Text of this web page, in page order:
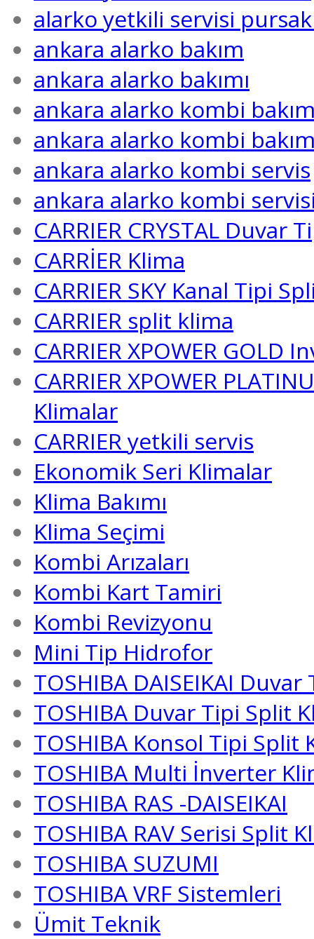
alarko yetkili servisi
ankara alarko bakım
ankara alarko bakımı
ankara alarko kombi
ankara alarko kombi
ankara alarko kombi servis
ankara alarko kombi
CARRIER CRYSTAL Duvar
CARRİER Klima
CARRIER SKY Kanal Tipi
CARRIER split klima
CARRIER XPOWER
CARRIER XPOWER
Klimalar
CARRIER yetkili servis
Ekonomik Seri Klimalar
Klima Bakımı
Klima Seçimi
Kombi Arızaları
Kombi Kart Tamiri
Kombi Revizyonu
Mini Tip Hidrofor
TOSHIBA DAISEIKAI
TOSHIBA Duvar Tipi Split
TOSHIBA Konsol Tipi Split
TOSHIBA Multi İnverter
TOSHIBA RAS -DAISEIKAI
TOSHIBA RAV Serisi Split
TOSHIBA SUZUMI
TOSHIBA VRF Sistemleri
Ümit Teknik